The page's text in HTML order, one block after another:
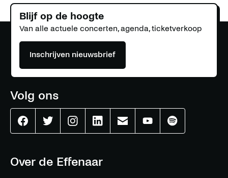
Over de Effenaar
Blijf op de hoogte
Van alle actuele concerten, agenda, ticketverkoop
Inschrijven nieuwsbrief
Volg ons
EffenaarEffenaarEffenaarEffenaarEffenaarEffenaarEffenaar